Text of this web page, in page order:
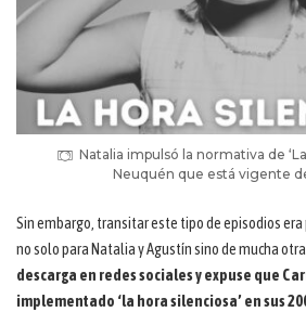
Natalia impulsó la normativa de
Neuquén que está vigente
Sin embargo, transitar este tipo de episodios
no solo para Natalia y Agustín sino de mucha
descarga en redes sociales y expuse que
implementado ‘la hora silenciosa’ en sus